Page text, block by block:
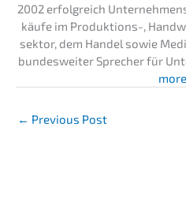
2002 erfolg­reich
käu­fe im Produk­ti­ons-,
sek­tor, dem Handel sowie
bundes­wei­ter Sprecher für
← Previous Post